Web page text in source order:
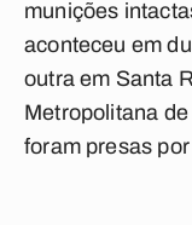
munições
aconteceu em
outra em Santa
Metropolitana
foram presas